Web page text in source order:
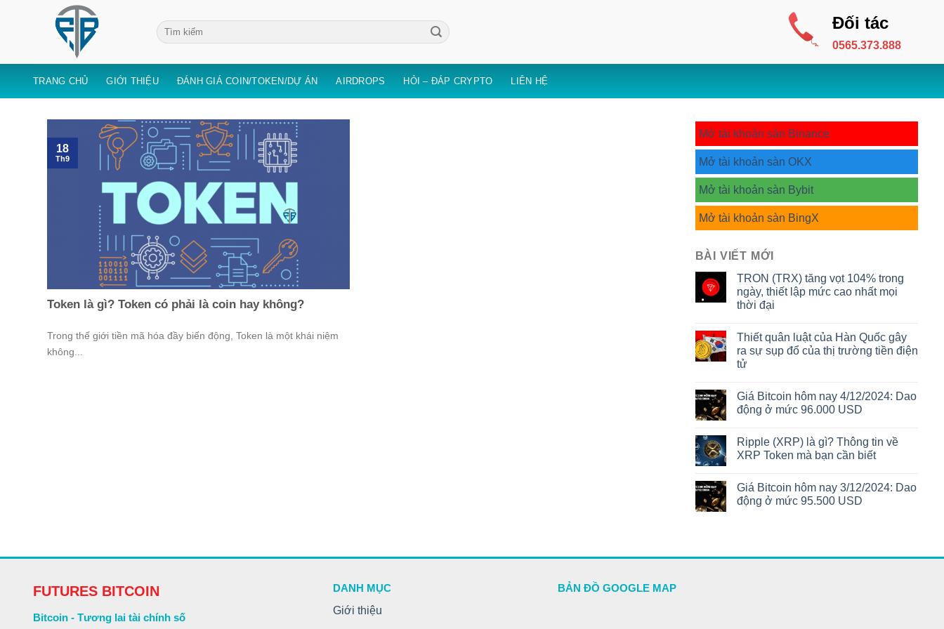
Đối tác
0565.373.888
TRANG CHỦ GIỚI THIỆU ĐÁNH GIÁ COIN/TOKEN/DỰ ÁN AIRDROPS HỎI – ĐÁP CRYPTO LIÊN HỆ
Token là gì? Token có phải là coin hay không?
Trong thế giới tiền mã hóa đầy biến động, Token là một khái niệm
không...
18
Th9
Mở tài khoản sàn Binance
Mở tài khoản sàn OKX
Mở tài khoản sàn Bybit
Mở tài khoản sàn BingX
BÀI VIẾT MỚI
TRON (TRX) tăng vọt 104% trong
ngày, thiết lập mức cao nhất mọi
thời đại
Thiết quân luật của Hàn Quốc gây
ra sự sụp đổ của thị trường tiền điện
tử
Giá Bitcoin hôm nay 4/12/2024: Dao
động ở mức 96.000 USD
Ripple (XRP) là gì? Thông tin về
XRP Token mà bạn cần biết
Giá Bitcoin hôm nay 3/12/2024: Dao
động ở mức 95.500 USD
FUTURES BITCOIN
Bitcoin - Tương lai tài chính số
DANH MỤC
Giới thiệu
BẢN ĐỒ GOOGLE MAP